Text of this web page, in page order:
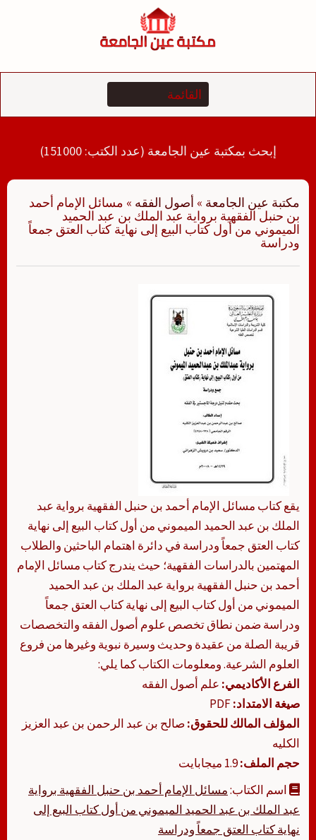
إبحث بمكتبة عين الجامعة (عدد الكتب: 151000)
مكتبة عين الجامعة » أصول الفقه » مسائل الإمام أحمد
بن حنبل الفقهية برواية عبد الملك بن عبد الحميد
الميموني من أول كتاب البيع إلى نهاية كتاب العتق جمعاً
ودراسة
يقع كتاب مسائل الإمام أحمد بن حنبل الفقهية برواية عبد
الملك بن عبد الحميد الميموني من أول كتاب البيع إلى نهاية
كتاب العتق جمعاً ودراسة في دائرة اهتمام الباحثين والطلاب
المهتمين بالدراسات الفقهية؛ حيث يندرج كتاب مسائل الإمام
أحمد بن حنبل الفقهية برواية عبد الملك بن عبد الحميد
الميموني من أول كتاب البيع إلى نهاية كتاب العتق جمعاً
ودراسة ضمن نطاق تخصص علوم أصول الفقه والتخصصات
قريبة الصلة من عقيدة وحديث وسيرة نبوية وغيرها من فروع
العلوم الشرعية. ومعلومات الكتاب كما يلي:
الفرع الأكاديمي: علم أصول الفقه
صيغة الامتداد:
المؤلف المالك للحقوق:صالح بن عبد الرحمن بن عبد العزيز
الكليه
حجم الملف:1.9 ميجابايت
اسم الكتاب:مسائل الإمام أحمد بن حنبل الفقهية برواية
عبد الملك بن عبد الحميد الميموني من أول كتاب البيع إلى
نهاية كتاب العتق جمعاً ودراسة